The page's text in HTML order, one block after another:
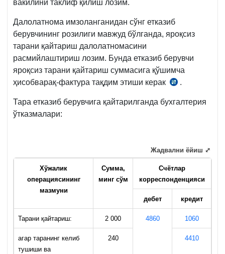
вакилини таклиф қилиш лозим.
Далолатнома имзоланганидан сўнг етказиб
берувчининг розилиги мавжуд бўлганда, яроқсиз
тарани қайтариш далолатномасини
расмийлаштириш лозим. Бунда етказиб берувчи
яроқсиз тарани қайтариш суммасига қўшимча
ҳисобварақ-фактура тақдим этиши керак
Низом
сон
ВМҚга
2-
.
Тара етказиб берувчига қайтарилганда бухгалтерия
ўтказмалари:
Хўжалик
операциясининг
мазмуни
Сумма,
мингсўм
Счётлар
корреспонденцияси
дебет кредит
Тарани қайтариш: 2 000 4860 1060
агар таранинг келиб
тушиши ва
240 4410
Жадвални ёйиш ⤢